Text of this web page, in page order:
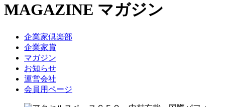
MAGAZINE マガジン
企業家倶楽部
企業家賞
マガジン
お知らせ
運営会社
会員用ページ